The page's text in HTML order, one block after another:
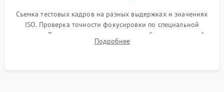
Съемка тестовых кадров на разных выдержках и значениях
ISO. Проверка точности фокусировки по специальной
мишени. Тест записи на карту памяти, работы встроенной
вспышки, микрофона и всех кнопок управления.
Подробнее